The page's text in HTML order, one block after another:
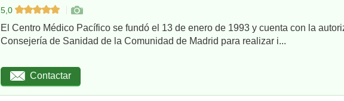
5,0
El Centro Médico Pacífico se fundó el 13 de enero de 1993 y cuenta con la
Consejería de Sanidad de la Comunidad de Madrid para realizar i...
Contactar